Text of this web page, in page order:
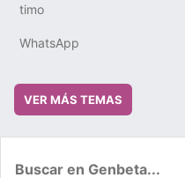
timo
WhatsApp
VER MÁS TEMAS